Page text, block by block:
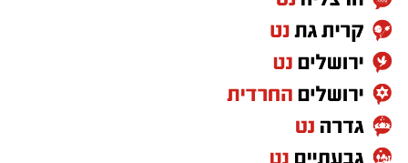
השטח ולמוקדי הסיכון.
לקראת השינוי ערך אגף התנועה בחינה מקצועית
ומקיפה של מערך מצלמות המהירות. בניגוד
לקביעת רף אחיד בלבד, במשטרה מדגישים כי
בוצעההערכה פרטנית לכל מצלמה ומצלמה
בחינת מאפייני הדרך שבה היא מוצבת, היקפי